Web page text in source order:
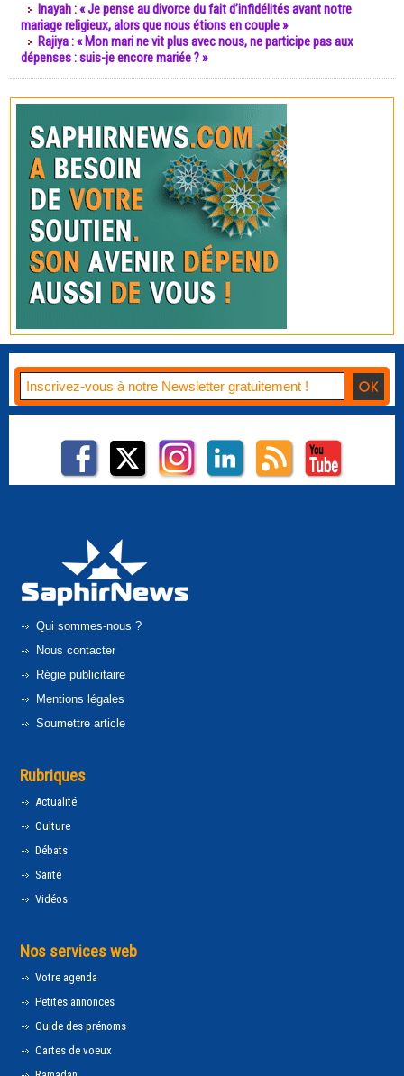
Inayah : « Je pense au divorce du fait d’infidélités avant notre
mariage religieux, alors que nous étions en couple »
Rajiya : « Mon mari ne vit plus avec nous, ne participe pas aux
dépenses : suis-je encore mariée ? »
Qui sommes-nous ?
Nous contacter
Régie publicitaire
Mentions légales
Soumettre article
Rubriques
Actualité
Culture
Débats
Santé
Vidéos
Nos services web
Votre agenda
Petites annonces
Guide des prénoms
Cartes de voeux